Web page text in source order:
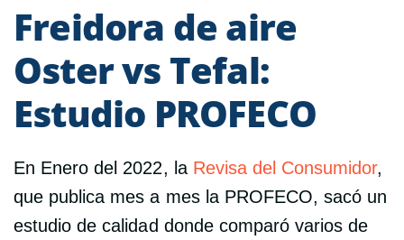
Freidora de aire
Oster vs Tefal:
Estudio PROFECO
En Enero del 2022, la Revisa del Consumidor,
que publica mes a mes la PROFECO, sacó un
estudio de calidad donde comparó varios de